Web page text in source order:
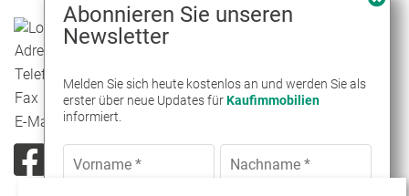
Adresse
Telefon
Fax
E-Mail
info@isenburg-immobilien.de
Abonnieren Sie unseren
Newsletter
Melden Sie sich heute kostenlos an und werden Sie als
erster über neue Updates fürKaufimmobilien
informiert.